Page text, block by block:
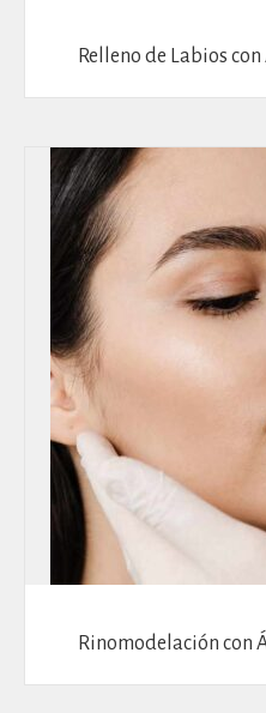
Relleno de Labios
Rinomodelación con